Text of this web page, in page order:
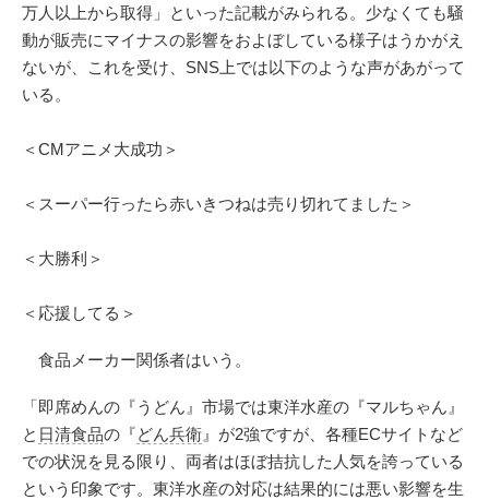
万人以上から取得」といった記載がみられる。少なくても騒
動が販売にマイナスの影響をおよぼしている様子はうかがえ
ないが、これを受け、SNS上では以下のような声があがって
いる。
＜CMアニメ大成功＞
＜スーパー行ったら赤いきつねは売り切れてました＞
＜大勝利＞
＜応援してる＞
食品メーカー関係者はいう。
「即席めんの『うどん』市場では東洋水産の『マルちゃん』
と 日清食品の『どん兵衛 』が2強ですが、各種ECサイトなど
での状況を見る限り、両者はほぼ拮抗した人気を誇っている
という印象です。東洋水産の対応は結果的には悪い影響を生